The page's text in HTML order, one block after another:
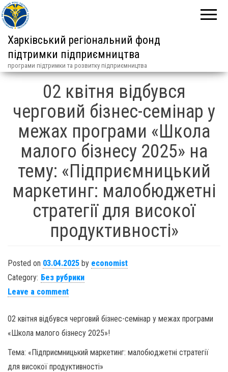
Харківський регіональний фонд
підтримки підприємництва
програми підтримки та розвитку підприємництва
02 квітня відбувся
черговий бізнес-семінар у
межах програми «Школа
малого бізнесу 2025» на
тему: «Підприємницький
маркетинг: малобюджетні
стратегії для високої
продуктивності»
Posted on 03.04.2025 by economist
Category: Без рубрики
Leave a comment
02 квітня відбувся черговий бізнес-семінар у межах програми
«Школа малого бізнесу 2025»!
Тема: «Підприємницький маркетинг: малобюджетні стратегії
для високої продуктивності»